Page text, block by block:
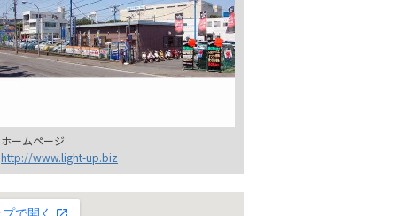
ホームページ
http://www.light-up.biz